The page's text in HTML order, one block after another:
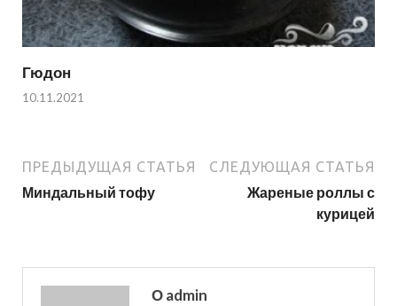
Гюдон
10.11.2021
ПРЕДЫДУЩАЯ СТАТЬЯ
Миндальный тофу
СЛЕДУЮЩАЯ СТАТЬЯ
Жареные роллы с
курицей
О admin